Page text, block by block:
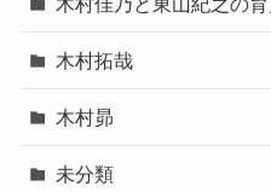
木村拓哉
木村昴
未分類